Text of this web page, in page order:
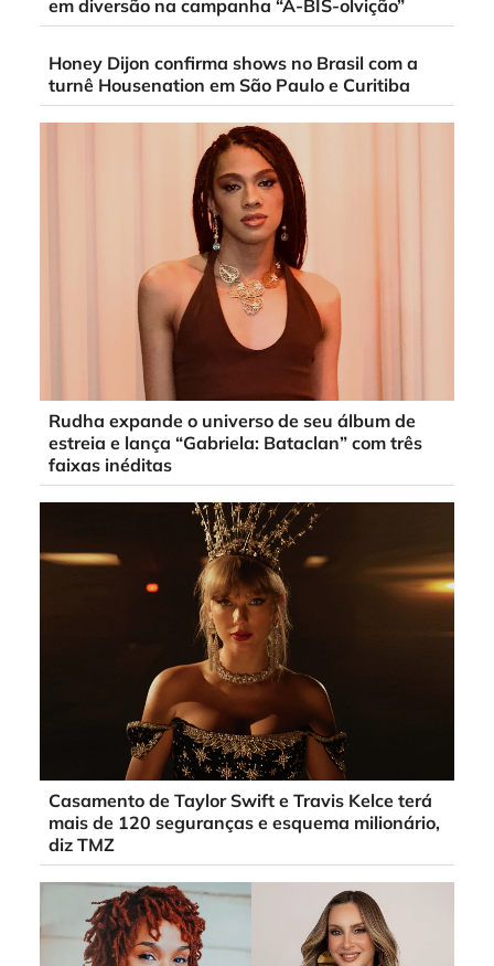
em diversão na campanha “A-BIS-olvição”
Honey Dijon confirma shows no Brasil com a
turnê Housenation em São Paulo e Curitiba
Rudha expande o universo de seu álbum de
estreia e lança “Gabriela: Bataclan” com três
faixas inéditas
Casamento de Taylor Swift e Travis Kelce terá
mais de 120 seguranças e esquema milionário,
diz TMZ